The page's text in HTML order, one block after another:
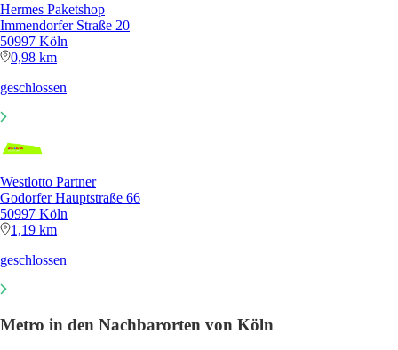
Hermes Paketshop
Immendorfer Straße 20
50997 Köln
0,98 km
geschlossen
Westlotto Partner
Godorfer Hauptstraße 66
50997 Köln
1,19 km
geschlossen
Metro in den Nachbarorten von Köln